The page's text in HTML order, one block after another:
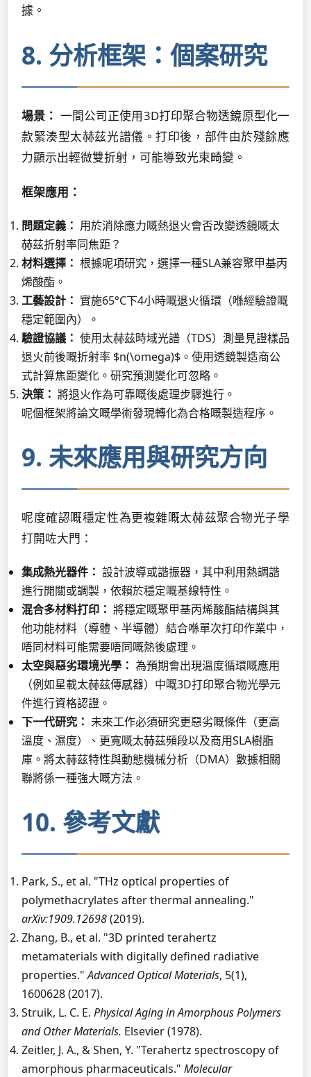
據。
8. 分析框架：個案研究
場景： 一間公司正使用3D打印聚合物透鏡原型化一
款緊湊型太赫茲光譜儀。打印後，部件由於殘餘應
力顯示出輕微雙折射，可能導致光束畸變。
框架應用：
問題定義： 用於消除應力嘅熱退火會否改變透鏡嘅太
赫茲折射率同焦距？
材料選擇： 根據呢項研究，選擇一種SLA兼容聚甲基丙
烯酸酯。
工藝設計： 實施65°C下4小時嘅退火循環（喺經驗證嘅
穩定範圍內）。
驗證協議： 使用太赫茲時域光譜（TDS）測量見證樣品
退火前後嘅折射率 $n(\omega)$。使用透鏡製造商公
式計算焦距變化。研究預測變化可忽略。
決策： 將退火作為可靠嘅後處理步驟進行。
呢個框架將論文嘅學術發現轉化為合格嘅製造程序。
9. 未來應用與研究方向
呢度確認嘅穩定性為更複雜嘅太赫茲聚合物光子學
打開咗大門：
集成熱光器件： 設計波導或諧振器，其中利用熱調諧
進行開關或調製，依賴於穩定嘅基線特性。
混合多材料打印： 將穩定嘅聚甲基丙烯酸酯結構與其
他功能材料（導體、半導體）結合喺單次打印作業中，
唔同材料可能需要唔同嘅熱後處理。
太空與惡劣環境光學： 為預期會出現溫度循環嘅應用
（例如星載太赫茲傳感器）中嘅3D打印聚合物光學元
件進行資格認證。
下一代研究： 未來工作必須研究更惡劣嘅條件（更高
溫度、濕度）、更寬嘅太赫茲頻段以及商用SLA樹脂
庫。將太赫茲特性與動態機械分析（DMA）數據相關
聯將係一種強大嘅方法。
10. 參考文獻
Park, S., et al. "THz optical properties of
polymethacrylates after thermal annealing."
arXiv:1909.12698(2019).
Zhang, B., et al. "3D printed terahertz
metamaterials with digitally defined radiative
properties."Advanced Optical Materials, 5(1),
1600628 (2017).
Struik, L. C. E. Physical Aging in Amorphous Polymers
and Other Materials. Elsevier (1978).
Zeitler, J. A., & Shen, Y. "Terahertz spectroscopy of
amorphous pharmaceuticals." Molecular